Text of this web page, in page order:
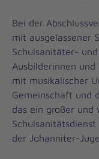
Bei der
mit ausgelassener
Schulsanitäter-
Ausbilderinnen
mit musikalischer
Gemeinschaft und
das ein großer
der Johanniter-